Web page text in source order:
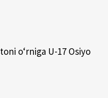
o‘rniga U-17 Osiyo